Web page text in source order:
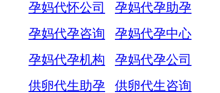
孕妈代怀公司
孕妈代孕助孕
孕妈代孕咨询
孕妈代孕中心
孕妈代孕机构
孕妈代孕公司
供卵代生助孕
供卵代生咨询